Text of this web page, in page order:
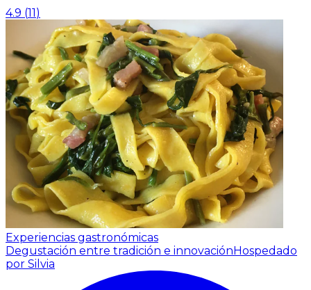
4.9 (11)
Experiencias gastronómicas
Degustación entre tradición e innovaciónHospedado
por Silvia